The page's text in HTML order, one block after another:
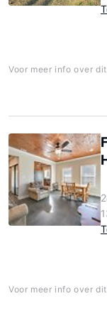
Voor meer info over
Voor meer info over